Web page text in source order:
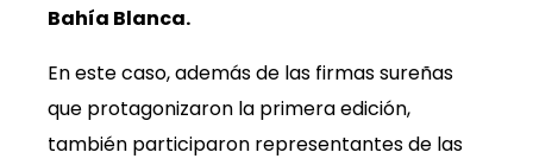
Bahía Blanca.
En este caso, además de las firmas sureñas
que protagonizaron la primera edición,
también participaron representantes de las